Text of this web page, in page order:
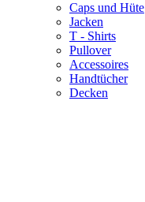
Caps und Hüte
Jacken
T - Shirts
Pullover
Accessoires
Handtücher
Decken